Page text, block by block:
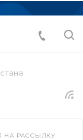
НА РАССЫЛКУ